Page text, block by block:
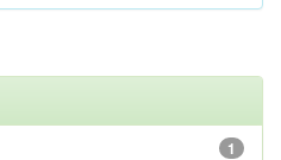
1